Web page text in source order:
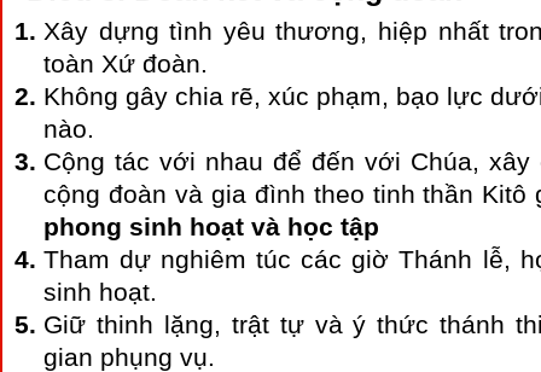
Xây dựng tình yêu thương, hiệp nhất
toàn Xứ đoàn.
Không gây chia rẽ, xúc phạm, bạo lực
nào.
Cộng tác với nhau để đến với Chúa, xây
cộng đoàn và gia đình theo tinh thần Kitô
phong sinh hoạt và học tập
Tham dự nghiêm túc các giờ Thánh lễ,
sinh hoạt.
Giữ thinh lặng, trật tự và ý thức thánh
gian phụng vụ.